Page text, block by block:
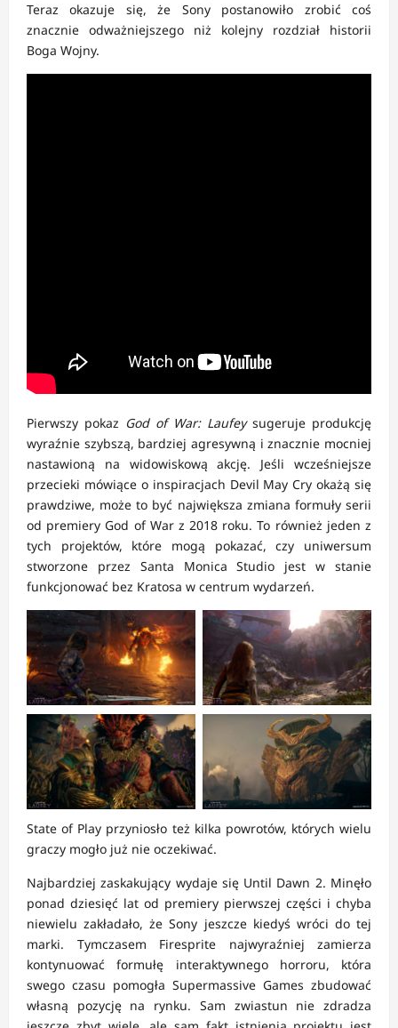
Teraz okazuje się, że Sony postanowiło zrobić coś
znacznie odważniejszego niż kolejny rozdział historii
Boga Wojny.
Pierwszy pokaz God of War: Laufeysugeruje produkcję
wyraźnie szybszą, bardziej agresywną i znacznie mocniej
nastawioną na widowiskową akcję. Jeśli wcześniejsze
przecieki mówiące o inspiracjach Devil May Cry okażą się
prawdziwe, może to być największa zmiana formuły serii
od premiery God of War z 2018 roku. To również jeden z
tych projektów, które mogą pokazać, czy uniwersum
stworzone przez Santa Monica Studio jest w stanie
funkcjonować bez Kratosa w centrum wydarzeń.
State of Play przyniosło też kilka powrotów, których wielu
graczy mogło już nie oczekiwać.
Najbardziej zaskakujący wydaje się Until Dawn 2. Minęło
ponad dziesięć lat od premiery pierwszej części i chyba
niewielu zakładało, że Sony jeszcze kiedyś wróci do tej
marki. Tymczasem Firesprite najwyraźniej zamierza
kontynuować formułę interaktywnego horroru, która
swego czasu pomogła Supermassive Games zbudować
własną pozycję na rynku. Sam zwiastun nie zdradza